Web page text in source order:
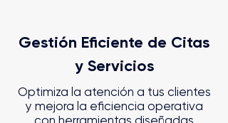
Gestión Eficiente de Citas
y Servicios
Optimiza la atención a tus clientes
y mejora la eficiencia operativa
con herramientas diseñadas